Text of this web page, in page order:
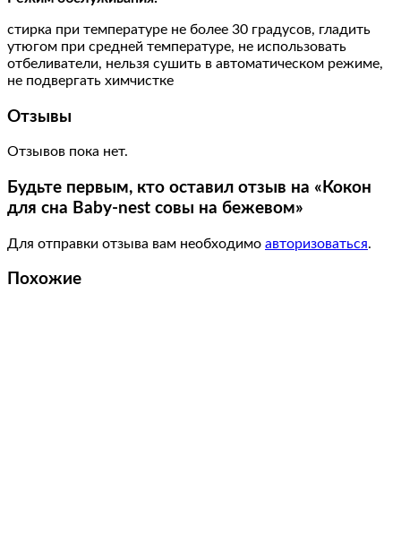
стирка при температуре не более 30 градусов, гладить
утюгом при средней температуре, не использовать
отбеливатели, нельзя сушить в автоматическом режиме,
не подвергать химчистке
Отзывы
Отзывов пока нет.
Будьте первым, кто оставил отзыв на «Кокон
для сна Baby-nest совы на бежевом»
Для отправки отзыва вам необходимо авторизоваться.
Похожие